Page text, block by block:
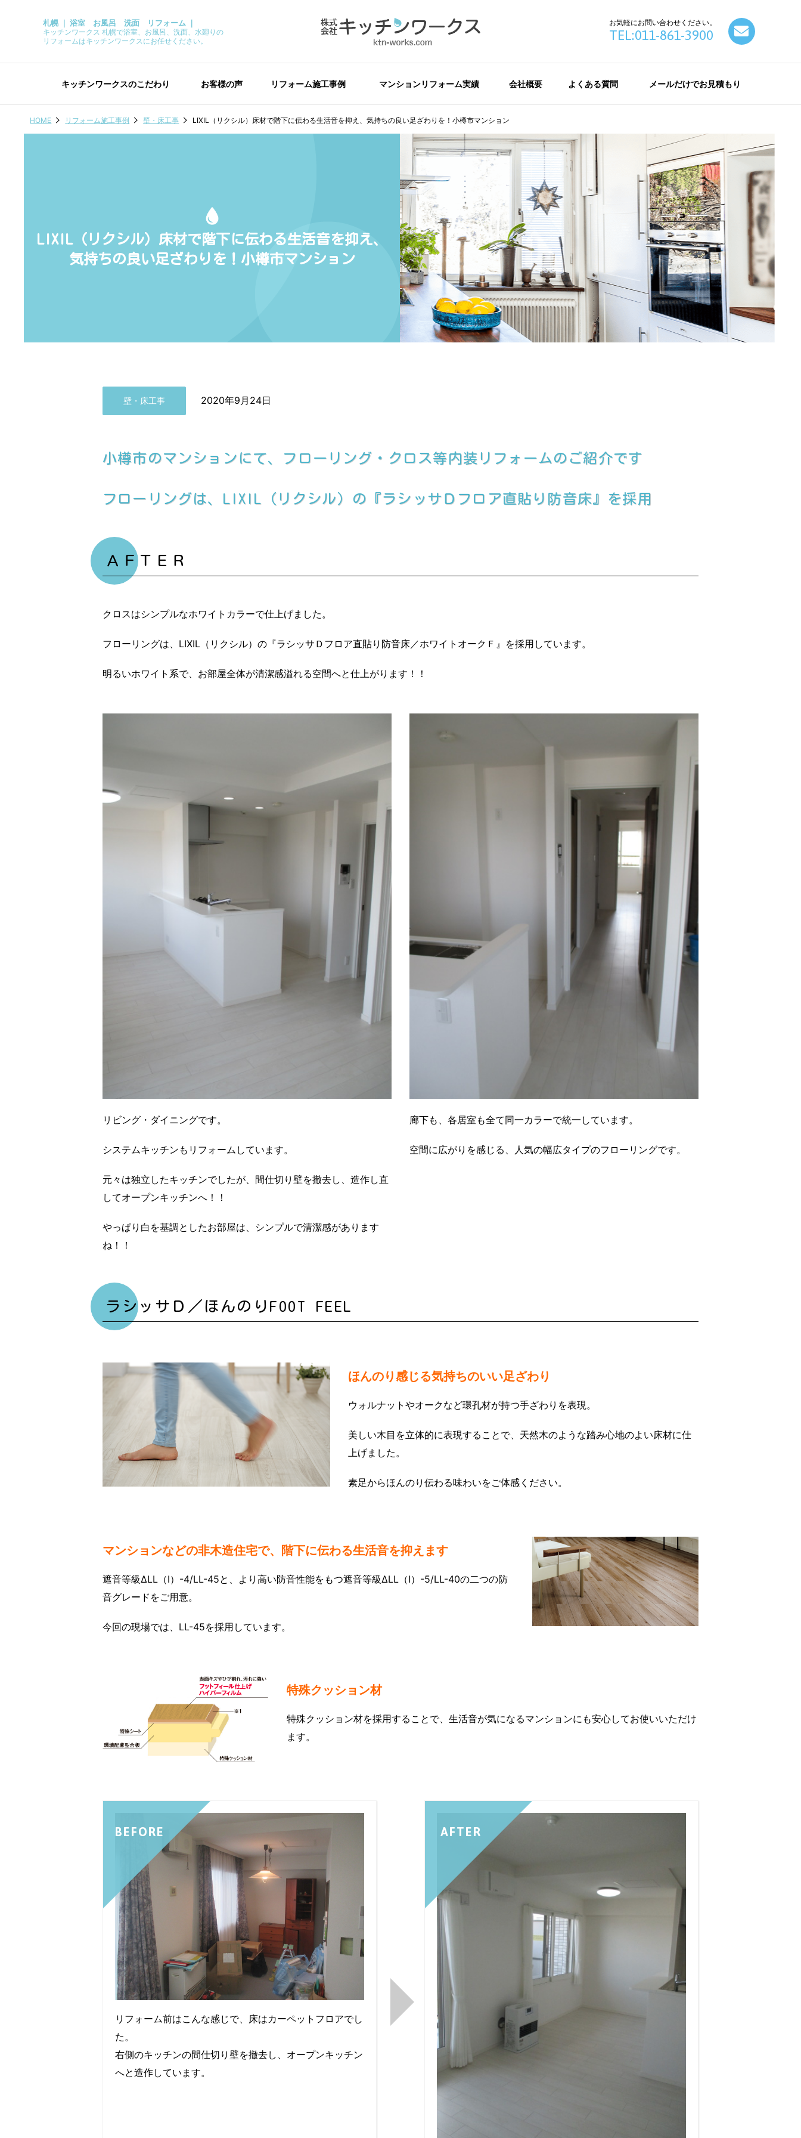
札幌 ｜ 浴室 お風呂 洗面 リフォーム ｜
キッチンワークス 札幌で浴室、お風呂、洗面、水廻りの
リフォームはキッチンワークスにお任せください。
お気軽にお問い合わせください。
TEL:011-861-3900
キッチンワークスのこだわり お客様の声 リフォーム施工事例 マンションリフォーム実績 会社概要 よくある質問 メールだけでお見積もり
HOME リフォーム施工事例 壁・床工事 LIXIL（リクシル）床材で階下に伝わる生活音を抑え、気持ちの良い足ざわりを！小樽市マンション
LIXIL（リクシル）床材で階下に伝わる生活音を抑え、
気持ちの良い足ざわりを！小樽市マンション
壁・床工事 2020年9月24日
小樽市のマンションにて、フローリング・クロス等内装リフォームのご紹介です
フローリングは、LIXIL（リクシル）の『ラシッサＤフロア直貼り防音床』を採用
ＡＦＴＥＲ
クロスはシンプルなホワイトカラーで仕上げました。
フローリングは、LIXIL（リクシル）の『ラシッサＤフロア直貼り防音床／ホワイトオークＦ』を採用しています。
明るいホワイト系で、お部屋全体が清潔感溢れる空間へと仕上がります！！
リビング・ダイニングです。
システムキッチンもリフォームしています。
元々は独立したキッチンでしたが、間仕切り壁を撤去し、造作し直
してオープンキッチンへ！！
やっぱり白を基調としたお部屋は、シンプルで清潔感があります
ね！！
廊下も、各居室も全て同一カラーで統一しています。
空間に広がりを感じる、人気の幅広タイプのフローリングです。
ラシッサＤ／ほんのりFOOT FEEL
ほんのり感じる気持ちのいい足ざわり
ウォルナットやオークなど環孔材が持つ手ざわりを表現。
美しい木目を立体的に表現することで、天然木のような踏み心地のよい床材に仕
上げました。
素足からほんのり伝わる味わいをご体感ください。
マンションなどの非木造住宅で、階下に伝わる生活音を抑えます
遮音等級ΔLL（Ⅰ）-4/LL-45と、より高い防音性能をもつ遮音等級ΔLL（Ⅰ）-5/LL-40の二つの防
音グレードをご用意。
今回の現場では、LL-45を採用しています。
特殊クッション材
特殊クッション材を採用することで、生活音が気になるマンションにも安心してお使いいただけ
ます。
BEFORE
リフォーム前はこんな感じで、床はカーペットフロアでし
た。
右側のキッチンの間仕切り壁を撤去し、オープンキッチン
へと造作しています。
AFTER